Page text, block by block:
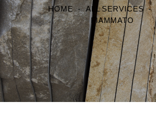
HOME ALL SERVICES
FIAMMATO